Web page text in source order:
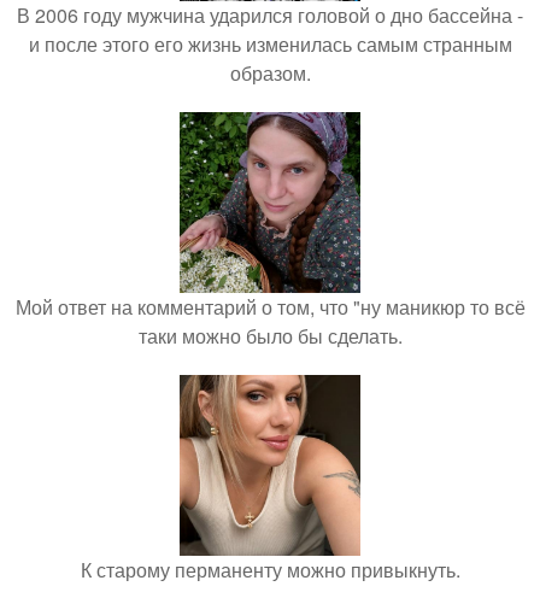
В 2006 году мужчина ударился головой о дно бассейна -
и после этого его жизнь изменилась самым странным
образом.
Мой ответ на комментарий о том, что "ну маникюр то всё
таки можно было бы сделать.
К старому перманенту можно привыкнуть.